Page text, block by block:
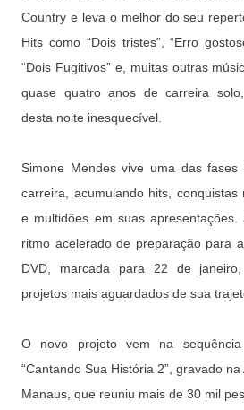
Country e leva o melhor do seu
Hits como “Dois tristes”, “Erro
“Dois Fugitivos” e, muitas outras
quase quatro anos de carreira
desta noite inesquecível.
Simone Mendes vive uma das
carreira, acumulando hits, conquistas
e multidões em suas
ritmo acelerado de preparação para
DVD, marcada para 22 de
projetos mais aguardados de sua
O novo projeto vem na
“Cantando Sua História 2”, gravado
Manaus, que reuniu mais de 30 mil